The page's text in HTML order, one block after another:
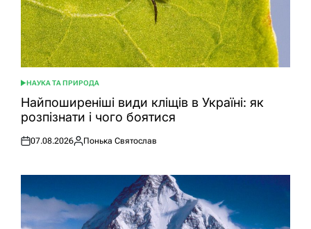
ОПУБЛІКУВАТИ
У
НАУКА ТА ПРИРОДА
Найпоширеніші види кліщів в Україні: як
розпізнати і чого боятися
Оприлюднено
07.08.2026
Опубліковано
Понька Святослав